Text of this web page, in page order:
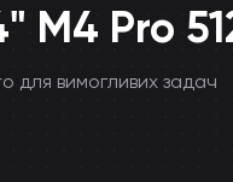
M4 Pro
для вимогливих задач